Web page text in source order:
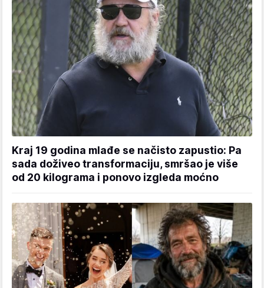
Kraj 19 godina mlađe se načisto zapustio: Pa
sada doživeo transformaciju, smršao je više
od 20 kilograma i ponovo izgleda moćno